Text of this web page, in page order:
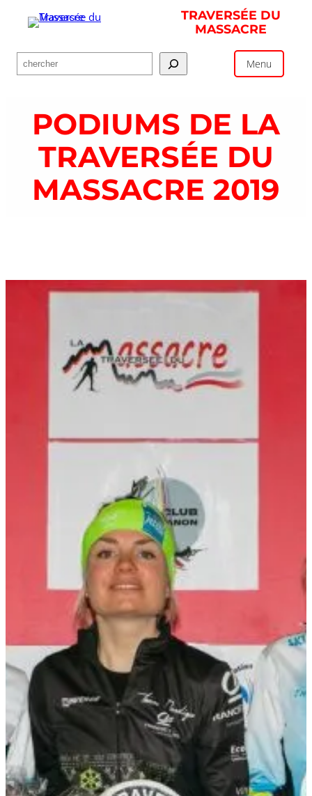
TRAVERSÉE DU
MASSACRE
Menu
PODIUMS DE LA
TRAVERSÉE DU
MASSACRE 2019